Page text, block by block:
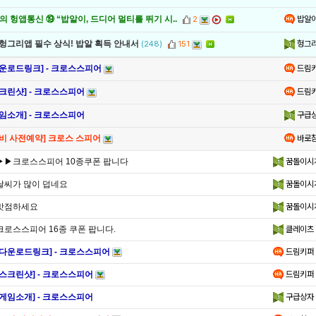
헝앱통신 ⑲ “밥알이, 드디어 멀티를 뛰기 시.. 2 밥알
그리앱 필수 상식! 밥알 획득 안내서 (248) 151 헝그
로드링크] - 크로스스피어 드림
린샷] - 크로스스피어 드림
소개] - 크로스스피어 구급
사전예약] 크로스 스피어 바로
크로스스피어 10종쿠폰 팝니다 꿈돌이시
씨가 많이 덥네요 꿈돌이시
점하세요 꿈돌이시
로스스피어 16종 쿠폰 팝니다. 클레이츠
운로드링크] - 크로스스피어 드림키퍼
크린샷] - 크로스스피어 드림키퍼
임소개] - 크로스스피어 구급상자